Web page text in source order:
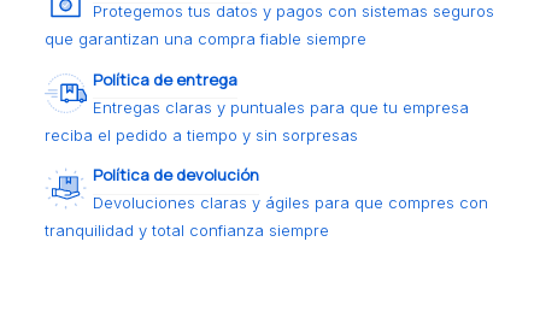
Protegemos tus datos y pagos con sistemas seguros
que garantizan una compra fiable siempre
Política de entrega
Entregas claras y puntuales para que tu empresa
reciba el pedido a tiempo y sin sorpresas
Política de devolución
Devoluciones claras y ágiles para que compres con
tranquilidad y total confianza siempre